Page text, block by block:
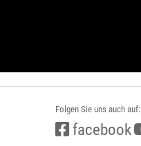
Folgen Sie uns auch auf:
facebook